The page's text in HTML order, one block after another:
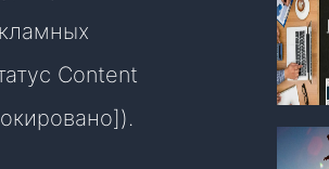
Content